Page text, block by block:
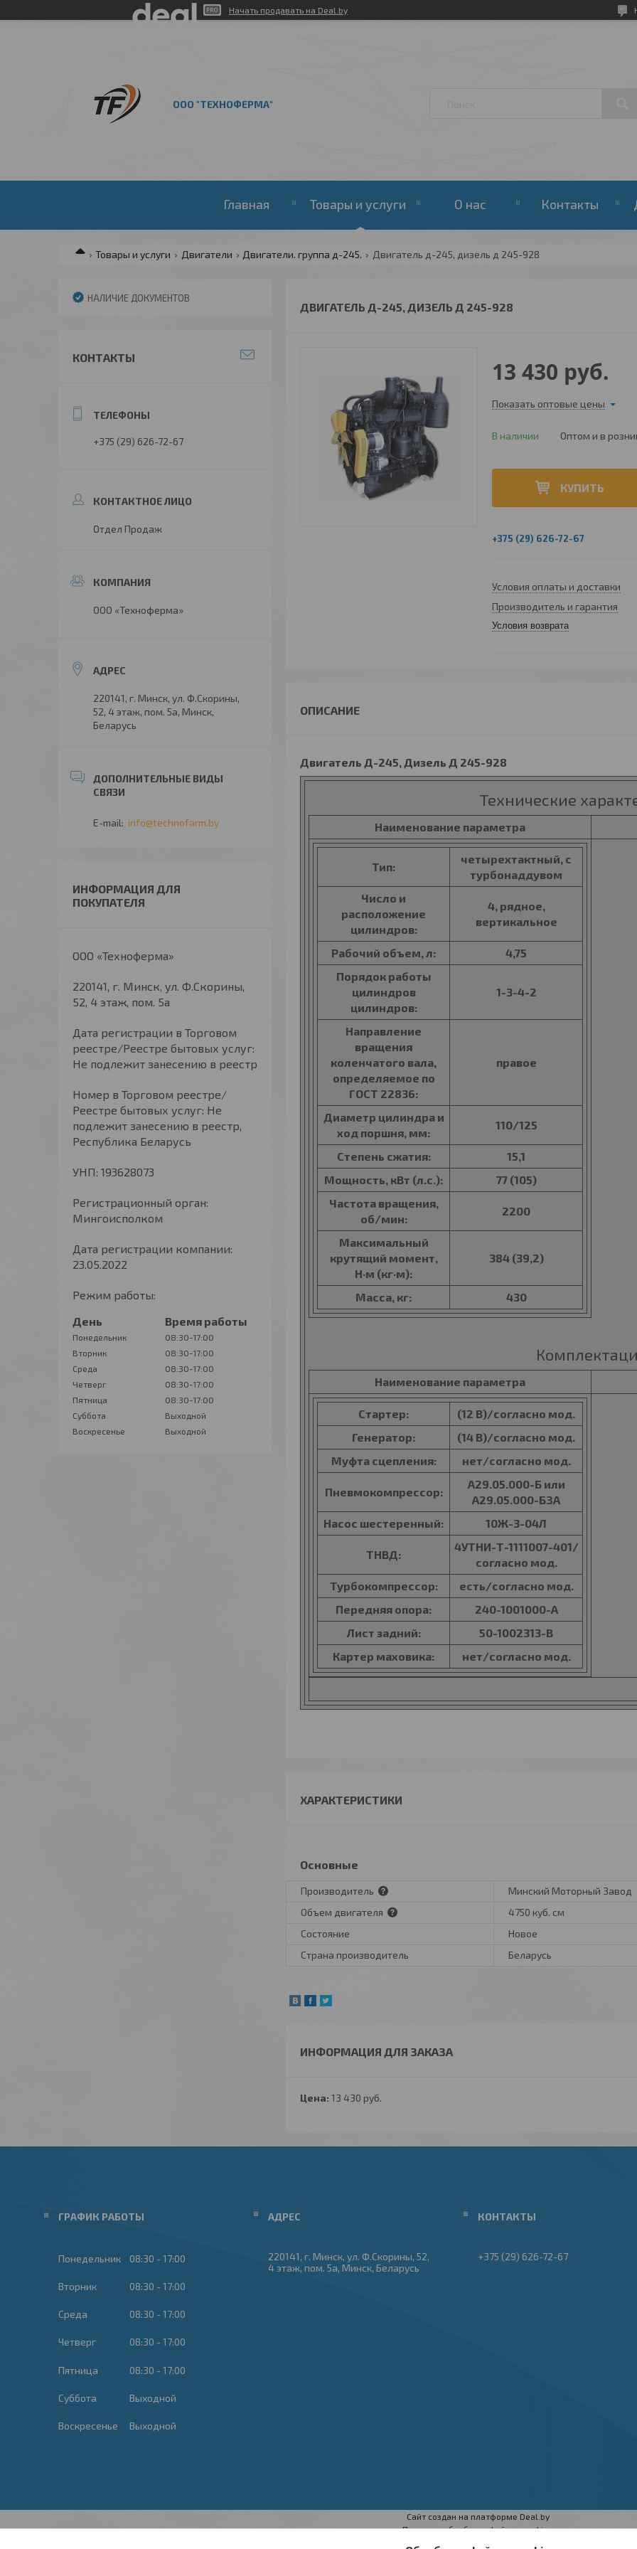
Начать продавать на Deal.by
ООО "ТЕХНОФЕРМА"
Главная Товары и услуги О нас Контакты
Товары и услуги Двигатели Двигатели. группа д-245. Двигатель д-245, дизель д 245-928
ДВИГАТЕЛЬ Д-245, ДИЗЕЛЬ Д 245-928
13 430 руб.
Показать оптовые цены
В наличии Оптом и в
КУПИТЬ
+375 (29) 626-72-67
Условия оплаты и доставки
Производитель и гарантия
Условия возврата
Двигатель Д-245, Дизель Д 245-928
Технические
Наименование параметра
Тип:
четырехтактный, с
турбонаддувом
Число и
расположение
цилиндров:
4, рядное,
вертикальное
Рабочий объем, л:
4,75
Порядок работы
цилиндров
цилиндров:
1-3-4-2
Направление
вращения
коленчатого вала,
определяемое по
ГОСТ 22836:
правое
Диаметр цилиндра и
ход поршня, мм:
110/125
Степень сжатия:
15,1
Мощность, кВт (л.с.):
77 (105)
Частота вращения,
об/мин:
2200
Максимальный
крутящий момент,
Н·м (кг·м):
384 (39,2)
Масса, кг: 430
Наименование параметра
Стартер:
(12 В)/согласно мод.
Генератор:
(14 В)/согласно мод.
Муфта сцепления:
нет/согласно мод.
Пневмокомпрессор:
А29.05.000-Б или
А29.05.000-БЗА
Насос шестеренный:
10Ж-3-04Л
ТНВД:
4УТНИ-Т-1111007-401/
согласно мод.
Турбокомпрессор:
есть/согласно мод.
Передняя опора:
240-1001000-А
Лист задний:
50-1002313-В
Картер маховика:
нет/согласно мод.
ХАРАКТЕРИСТИКИ
Основные
Производитель
Минский Моторный Завод
Объем двигателя
4750 куб. см
Состояние
Новое
Страна производитель
Беларусь
ИНФОРМАЦИЯ ДЛЯ ЗАКАЗА
Цена: 13 430 руб.
НАЛИЧИЕ ДОКУМЕНТОВ
КОНТАКТЫ
+375 (29) 626-72-67
Отдел Продаж
ООО «Техноферма»
220141, г. Минск, ул. Ф.Скорины,
52, 4 этаж, пом. 5а, Минск,
Беларусь
info@technofarm.by
ИНФОРМАЦИЯ ДЛЯ
ПОКУПАТЕЛЯ
ООО «Техноферма»
220141, г. Минск, ул. Ф.Скорины,
52, 4 этаж, пом. 5а
Дата регистрации в Торговом
реестре/Реестре бытовых услуг:
Не подлежит занесению в реестр
Номер в Торговом реестре/
Реестре бытовых услуг: Не
подлежит занесению в реестр,
Республика Беларусь
УНП: 193628073
Регистрационный орган:
Мингоисполком
Дата регистрации компании:
23.05.2022
Режим работы:
День
Время работы
Понедельник
08:30-17:00
Вторник
08:30-17:00
Среда
08:30-17:00
Четверг
08:30-17:00
Пятница
08:30-17:00
Суббота
Выходной
Воскресенье
Выходной
ГРАФИК РАБОТЫ
Понедельник 08:30 17:00
Вторник 08:30 17:00
Среда 08:30 17:00
Четверг 08:30 17:00
Пятница 08:30 17:00
Суббота Выходной
Воскресенье Выходной
220141, г. Минск, ул. Ф.Скорины, 52,
4 этаж, пом. 5а, Минск, Беларусь
+375 (29) 626-72-67
Сайт создан на платформе Deal.by
Политика обработки файлов cookies